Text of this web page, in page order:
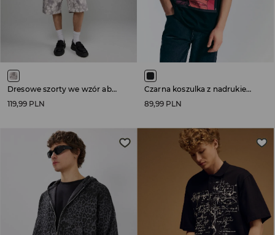
Dresowe szorty we wzór abstract camo
119,99 PLN
Czarna koszulka z nadrukiem Gorillaz
89,99 PLN